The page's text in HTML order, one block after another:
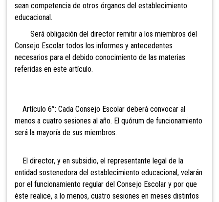
sean competencia de otros órganos del establecimiento
educacional.
Será obligación del director remitir a los miembros del
Consejo Escolar todos los informes y antecedentes
necesarios para el debido conocimiento de las materias
referidas en este artículo.
Artículo 6°: Cada Consejo Escolar deberá convocar al
menos a cuatro sesiones al año. El quórum de funcionamiento
será la mayoría de sus miembros.
El director, y en subsidio, el representante legal de la
entidad sostenedora del establecimiento educacional, velarán
por el funcionamiento regular del Consejo Escolar y por que
éste realice, a lo menos, cuatro sesiones en meses distintos